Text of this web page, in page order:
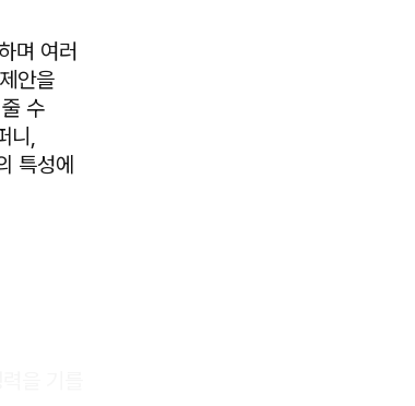
며 여러
안을
수
니,
특성에